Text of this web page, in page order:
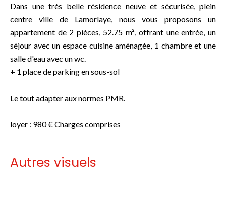
Dans une très belle résidence neuve et sécurisée, plein
centre ville de Lamorlaye, nous vous proposons un
appartement de 2 pièces, 52.75 m², offrant une entrée, un
séjour avec un espace cuisine aménagée, 1 chambre et une
salle d'eau avec un wc.
+ 1 place de parking en sous-sol
Le tout adapter aux normes PMR.
loyer : 980 € Charges comprises
Autres visuels